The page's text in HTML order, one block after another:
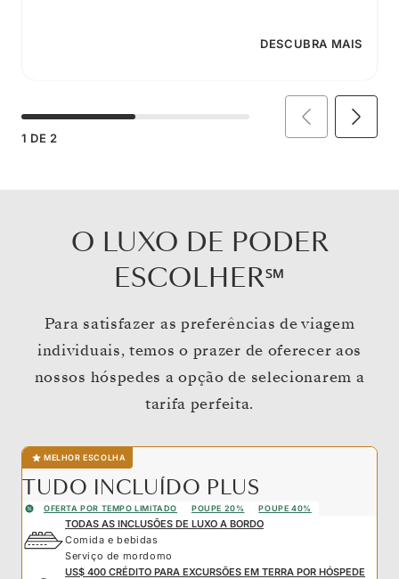
DESCUBRA MAIS
1 DE 2
O LUXO DE PODER
ESCOLHER℠
Para satisfazer as preferências de viagem
individuais, temos o prazer de oferecer aos
nossos hóspedes a opção de selecionarem a
tarifa perfeita.
MELHOR ESCOLHA
TUDO INCLUÍDO PLUS
OFERTA POR TEMPO LIMITADO POUPE 20% POUPE 40%
TODAS AS INCLUSÕES DE LUXO A BORDO
Comida e bebidas
Serviço de mordomo
US$ 400 CRÉDITO PARA EXCURSÕES EM TERRA POR HÓSPEDE